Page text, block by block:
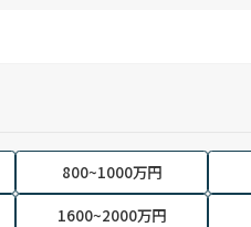
800~1000万円
1600~2000万円